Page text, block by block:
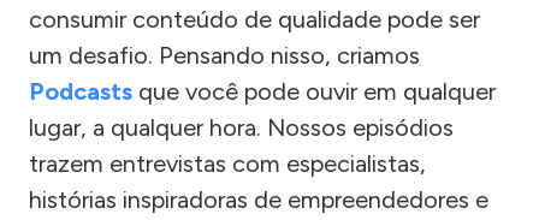
consumir conteúdo de qualidade pode ser
um desafio. Pensando nisso, criamos
Podcasts que você pode ouvir em qualquer
lugar, a qualquer hora. Nossos episódios
trazem entrevistas com especialistas,
histórias inspiradoras de empreendedores e